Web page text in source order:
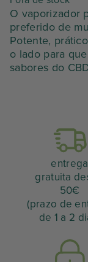
O vaporizador
preferido de
Potente,
o lado para
sabores do
entrega
gratuita
50€
(prazo de
de 1 a 2